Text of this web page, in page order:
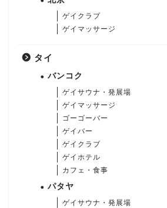
ゲイクラブ
ゲイマッサージ
タイ
バンコク
ゲイサウナ・発展場
ゲイマッサージ
ゴーゴーバー
ゲイバー
ゲイクラブ
ゲイホテル
カフェ・食事
パタヤ
ゲイサウナ・発展場